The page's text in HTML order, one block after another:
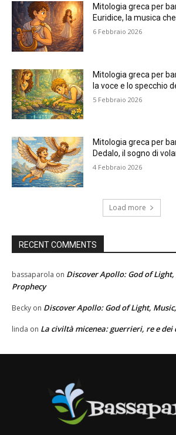
Mitologia greca per
Euridice, la musica
6 Febbraio 2026
Mitologia greca per
la voce e lo specchio
5 Febbraio 2026
Mitologia greca per
Dedalo, il sogno di
4 Febbraio 2026
Load more
RECENT COMMENTS
bassaparola on Discover Apollo: God of
Prophecy
Becky on Discover Apollo: God of Light,
linda on La civiltà micenea: guerrieri, re e dei